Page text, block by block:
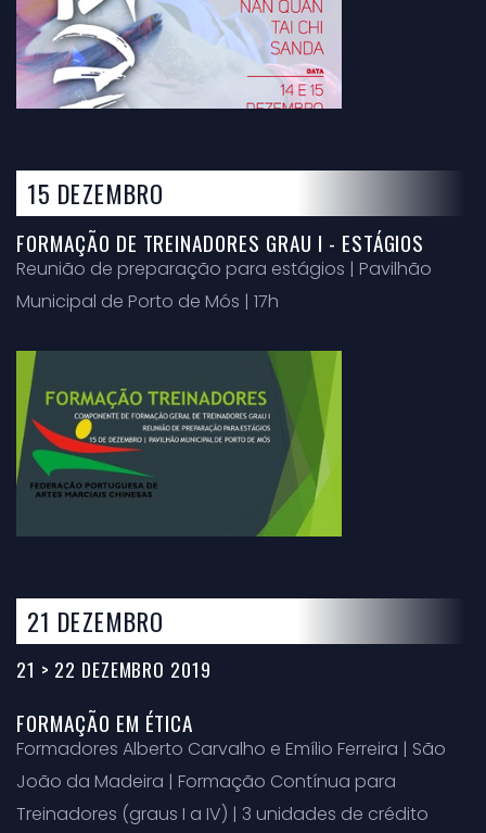
15 DEZEMBRO
FORMAÇÃO DE TREINADORES GRAU I - ESTÁGIOS
Reunião de preparação para estágios | Pavilhão
Municipal de Porto de Mós | 17h
21 DEZEMBRO
21 > 22 DEZEMBRO 2019
FORMAÇÃO EM ÉTICA
Formadores Alberto Carvalho e Emílio Ferreira | São
João da Madeira | Formação Contínua para
Treinadores (graus I a IV) | 3 unidades de crédito